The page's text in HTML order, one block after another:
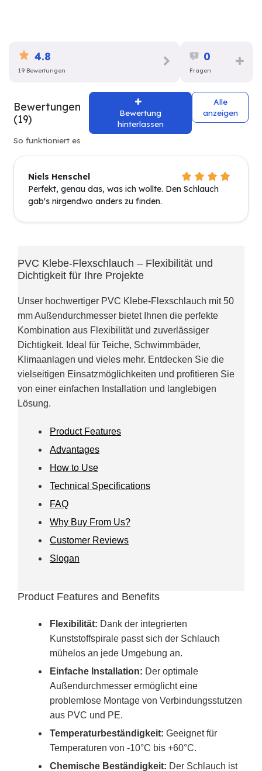
4.8
19 Bewertungen
0
Fragen
Bewertungen
(19)
Bewertung
hinterlassen
Alle
anzeigen
So funktioniert es
Niels Henschel
Perfekt, genau das, was ich wollte. Den Schlauch
gab's nirgendwo anders zu finden.
PVC Klebe-Flexschlauch – Flexibilität und
Dichtigkeit für Ihre Projekte
Unser hochwertiger PVC Klebe-Flexschlauch mit 50
mm Außendurchmesser bietet Ihnen die perfekte
Kombination aus Flexibilität und zuverlässiger
Dichtigkeit. Ideal für Teiche, Schwimmbäder,
Klimaanlagen und vieles mehr. Entdecken Sie die
vielseitigen Einsatzmöglichkeiten und profitieren Sie
von einer einfachen Installation und langlebigen
Lösung.
Product Features
Advantages
How to Use
Technical Specifications
FAQ
Why Buy From Us?
Customer Reviews
Slogan
Product Features and Benefits
Flexibilität: Dank der integrierten
Kunststoffspirale passt sich der Schlauch
mühelos an jede Umgebung an.
Einfache Installation: Der optimale
Außendurchmesser ermöglicht eine
problemlose Montage von Verbindungsstutzen
aus PVC und PE.
Temperaturbeständigkeit: Geeignet für
Temperaturen von -10°C bis +60°C.
Chemische Beständigkeit: Der Schlauch ist